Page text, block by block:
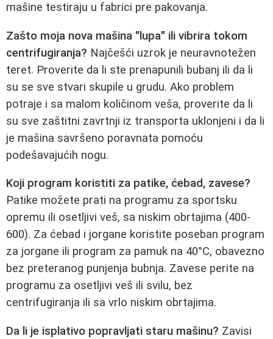
mašine testiraju u fabrici pre pakovanja.
Zašto moja nova mašina "lupa" ili vibrira tokom
centrifugiranja? Najčešći uzrok je neuravnotežen
teret. Proverite da li ste prenapunili bubanj ili da li
su se sve stvari skupile u grudu. Ako problem
potraje i sa malom količinom veša, proverite da li
su sve zaštitni zavrtnji iz transporta uklonjeni i da li
je mašina savršeno poravnata pomoću
podešavajućih nogu.
Koji program koristiti za patike, ćebad, zavese?
Patike možete prati na programu za sportsku
opremu ili osetljivi veš, sa niskim obrtajima (400-
600). Za ćebad i jorgane koristite poseban program
za jorgane ili program za pamuk na 40°C, obavezno
bez preteranog punjenja bubnja. Zavese perite na
programu za osetljivi veš ili svilu, bez
centrifugiranja ili sa vrlo niskim obrtajima.
Da li je isplativo popravljati staru mašinu? Zavisi